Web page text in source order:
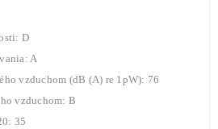
D
A
vzduchom (dB (A) re 1pW): 76
vzduchom: B
35